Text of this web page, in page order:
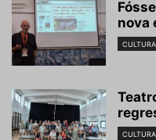
nova
CULTURA
CULTURA